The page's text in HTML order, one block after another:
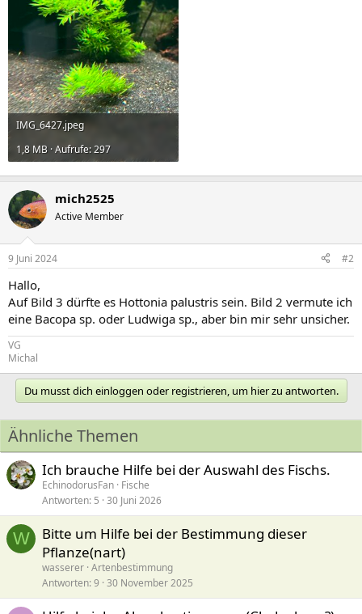
IMG_6427.jpeg
1,8 MB · Aufrufe: 297
mich2525
Active Member
9 Juni 2024 #2
Hallo,
Auf Bild 3 dürfte es Hottonia palustris sein. Bild 2 vermute ich
eine Bacopa sp. oder Ludwiga sp., aber bin mir sehr unsicher.
VG
Michal
Du musst dich einloggen oder registrieren, um hier zu antworten.
Ähnliche Themen
Ich brauche Hilfe bei der Auswahl des Fischs.
EchinodorusFan Fische
Antworten 5 30 Juni 2026
W
Bitte um Hilfe bei der Bestimmung dieser
Pflanze(nart)
wasserer Artenbestimmung
Antworten 9 30 November 2025